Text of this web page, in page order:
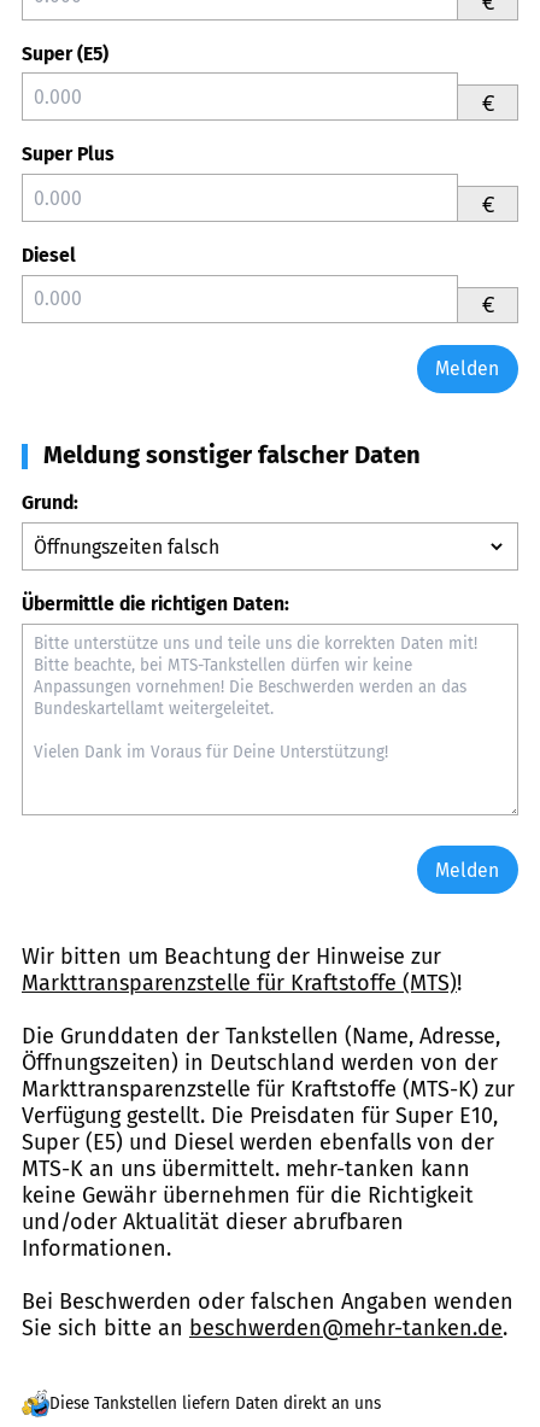
Super (E5)
€
Super Plus
€
Diesel
€
Melden
Meldung sonstiger falscher Daten
Grund:
Übermittle die richtigen Daten:
Melden
Wir bitten um Beachtung der Hinweise zur
Markttransparenzstelle für Kraftstoffe (MTS)!
Die Grunddaten der Tankstellen (Name, Adresse,
Öffnungszeiten) in Deutschland werden von der
Markttransparenzstelle für Kraftstoffe (MTS-K) zur
Verfügung gestellt. Die Preisdaten für Super E10,
Super (E5) und Diesel werden ebenfalls von der
MTS-K an uns übermittelt. mehr-tanken kann
keine Gewähr übernehmen für die Richtigkeit
und/oder Aktualität dieser abrufbaren
Informationen.
Bei Beschwerden oder falschen Angaben wenden
Sie sich bitte an beschwerden@mehr-tanken.de.
Diese Tankstellen liefern Daten direkt an uns